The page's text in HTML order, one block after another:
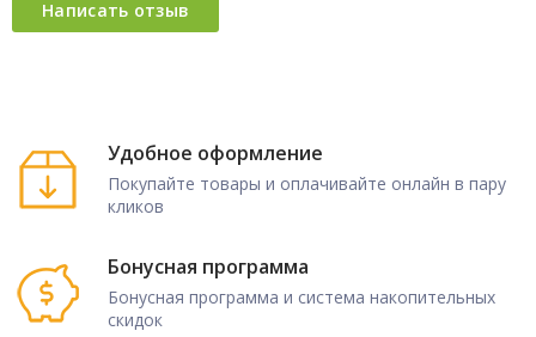
Удобное оформление
Покупайте товары и оплачивайте онлайн в пару
кликов
Бонусная программа
Бонусная программа и система накопительных
скидок